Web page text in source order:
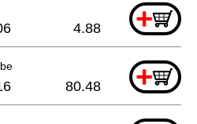
+
4.88
+
80.48